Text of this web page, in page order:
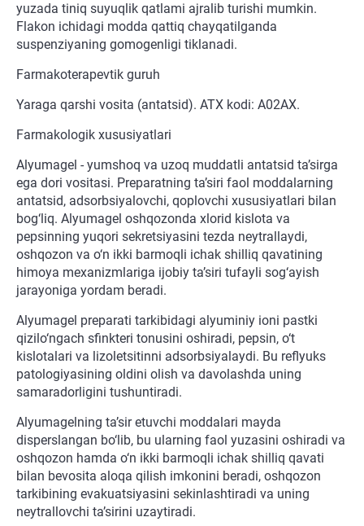
yuzada tiniq suyuqlik qatlami ajralib turishi mumkin.
Flakon ichidagi modda qattiq chayqatilganda
suspenziyaning gomogenligi tiklanadi.
Farmakoterapevtik guruh
Yaraga qarshi vosita (antatsid). ATX kodi: A02AX.
Farmakologik xususiyatlari
Alyumagel - yumshoq va uzoq muddatli antatsid ta’sirga
ega dori vositasi. Preparatning ta’siri faol moddalarning
antatsid, adsorbsiyalovchi, qoplovchi xususiyatlari bilan
bog‘liq. Alyumagel oshqozonda xlorid kislota va
pepsinning yuqori sekretsiyasini tezda neytrallaydi,
oshqozon va o‘n ikki barmoqli ichak shilliq qavatining
himoya mexanizmlariga ijobiy ta’siri tufayli sog‘ayish
jarayoniga yordam beradi.
Alyumagel preparati tarkibidagi alyuminiy ioni pastki
qizilo‘ngach sfinkteri tonusini oshiradi, pepsin, o‘t
kislotalari va lizoletsitinni adsorbsiyalaydi. Bu reflyuks
patologiyasining oldini olish va davolashda uning
samaradorligini tushuntiradi.
Alyumagelning ta’sir etuvchi moddalari mayda
disperslangan bo‘lib, bu ularning faol yuzasini oshiradi va
oshqozon hamda o‘n ikki barmoqli ichak shilliq qavati
bilan bevosita aloqa qilish imkonini beradi, oshqozon
tarkibining evakuatsiyasini sekinlashtiradi va uning
neytrallovchi ta’sirini uzaytiradi.